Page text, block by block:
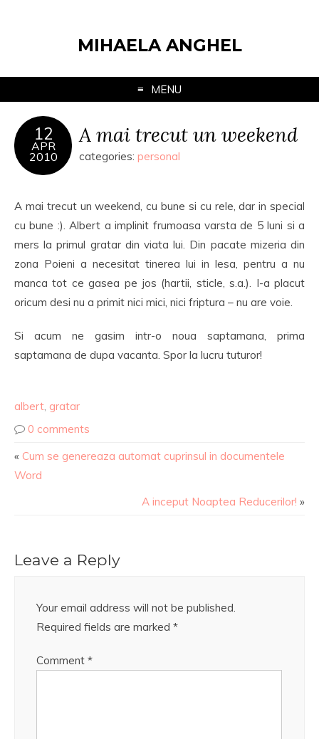
MIHAELA ANGHEL
MENU
12
APR
2010
A mai trecut un weekend
categories: personal
A mai trecut un weekend, cu bune si cu rele, dar in special
cu bune :). Albert a implinit frumoasa varsta de 5 luni si a
mers la primul gratar din viata lui. Din pacate mizeria din
zona Poieni a necesitat tinerea lui in lesa, pentru a nu
manca tot ce gasea pe jos (hartii, sticle, s.a.). I-a placut
oricum desi nu a primit nici mici, nici friptura – nu are voie.
Si acum ne gasim intr-o noua saptamana, prima
saptamana de dupa vacanta. Spor la lucru tuturor!
albert, gratar
0 comments
« Cum se genereaza automat cuprinsul in documentele
Word
A inceput Noaptea Reducerilor! »
Leave a Reply
Your email address will not be published.
Required fields are marked *
Comment *